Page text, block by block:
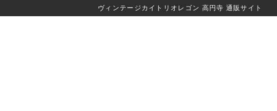
ヴィンテージカイトリオレゴン 高円寺 通販サイト